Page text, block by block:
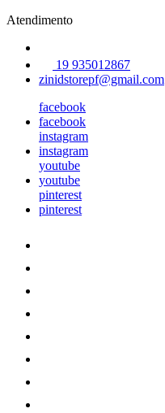
Atendimento
19 935012867
zinidstorepf@gmail.com
facebook
facebook
instagram
instagram
youtube
youtube
pinterest
pinterest